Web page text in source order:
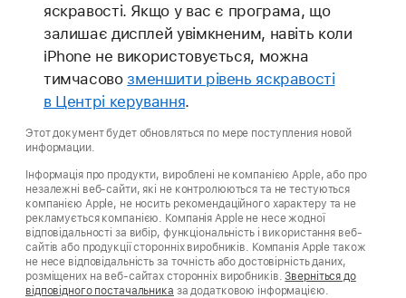
яскравості. Якщо у вас є програма, що
залишає дисплей увімкненим, навіть коли
iPhone не використовується, можна
тимчасово зменшити рівень яскравості
в Центрі керування.
Этот документ будет обновляться по мере поступления новой
информации.
Інформація про продукти, вироблені не компанією Apple, або про
незалежні веб-сайти, які не контролюються та не тестуються
компанією Apple, не носить рекомендаційного характеру та не
рекламується компанією. Компанія Apple не несе жодної
відповідальності за вибір, функціональність і використання веб-
сайтів або продукції сторонніх виробників. Компанія Apple також
не несе відповідальність за точність або достовірність даних,
розміщених на веб-сайтах сторонніх виробників.Зверніться до
відповідного постачальника за додатковою інформацією.